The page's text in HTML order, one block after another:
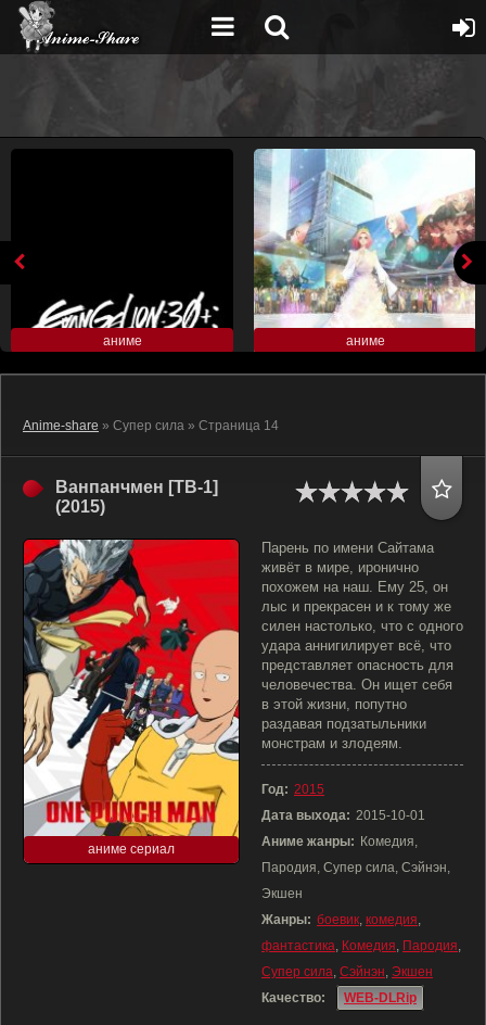
аниме аниме
Anime-share » Супер сила » Страница 14
Ванпанчмен [ТВ-1]
(2015)
аниме сериал
Парень по имени Сайтама
живёт в мире, иронично
похожем на наш. Ему 25, он
лыс и прекрасен и к тому же
силен настолько, что с одного
удара аннигилирует всё, что
представляет опасность для
человечества. Он ищет себя
в этой жизни, попутно
раздавая подзатыльники
монстрам и злодеям.
Год: 2015
Дата выхода: 2015-10-01
Аниме жанры: Комедия,
Пародия, Супер сила, Сэйнэн,
Экшен
Жанры: боевик, комедия,
фантастика, Комедия, Пародия,
Супер сила, Сэйнэн, Экшен
Качество:
WEB-DLRip